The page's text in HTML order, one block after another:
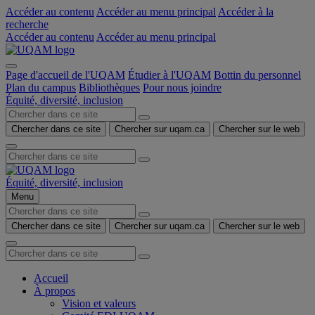
Accéder au contenu Accéder au menu principal Accéder à la
recherche
Accéder au contenu Accéder au menu principal
Page d'accueil de l'UQAM Étudier à l'UQAM Bottin du personnel
Plan du campus Bibliothèques Pour nous joindre
Équité, diversité, inclusion
Chercher dans ce site Chercher sur uqam.ca Chercher sur le web
Équité, diversité, inclusion
Menu
Chercher dans ce site Chercher sur uqam.ca Chercher sur le web
Accueil
À propos
Vision et valeurs